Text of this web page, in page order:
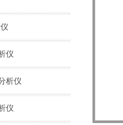
仪
析仪
仪